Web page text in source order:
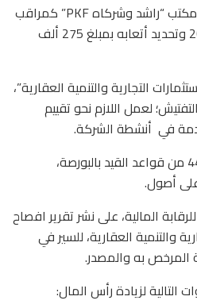
وكذلك الموافقة على تعيين مكتب “راشد وشركاه PKF” كمراقب
لحسابات الشركة عن عام 2025 وتحديد أتعابه بمبلغ 275 ألف
التجارية والتنمية العقارية”،
لعمل اللازم نحو تقييم
في أنشطة الشركة.
وجاء القرار في ضوء المادة 44 من قواعد القيد بالبورصة،
أصول.
المالية، على نشر تقرير افصاح
والتنمية العقارية، للسير في
المرخص به والمصدر.
التالية لزيادة رأس المال: